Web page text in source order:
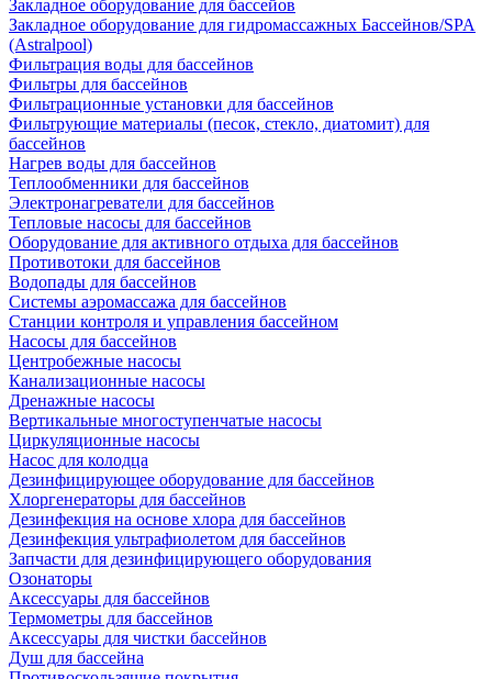
Закладное оборудование для бассейов
Закладное оборудование для гидромассажных Бассейнов/SPA
(Astralpool)
Фильтрация воды для бассейнов
Фильтры для бассейнов
Фильтрационные установки для бассейнов
Фильтрующие материалы (песок, стекло, диатомит) для
бассейнов
Нагрев воды для бассейнов
Теплообменники для бассейнов
Электронагреватели для бассейнов
Тепловые насосы для бассейнов
Оборудование для активного отдыха для бассейнов
Противотоки для бассейнов
Водопады для бассейнов
Системы аэромассажа для бассейнов
Станции контроля и управления бассейном
Насосы для бассейнов
Центробежные насосы
Канализационные насосы
Дренажные насосы
Вертикальные многоступенчатые насосы
Циркуляционные насосы
Насос для колодца
Дезинфицирующее оборудование для бассейнов
Хлоргенераторы для бассейнов
Дезинфекция на основе хлора для бассейнов
Дезинфекция ультрафиолетом для бассейнов
Запчасти для дезинфицирующего оборудования
Озонаторы
Аксессуары для бассейнов
Термометры для бассейнов
Аксессуары для чистки бассейнов
Душ для бассейна